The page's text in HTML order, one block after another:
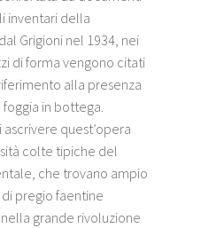
inventari della
Grigioni nel 1934, nei
di forma vengono citati
alla presenza
in bottega.
ascrivere quest’opera
colte tipiche del
che trovano ampio
pregio faentine
grande rivoluzione